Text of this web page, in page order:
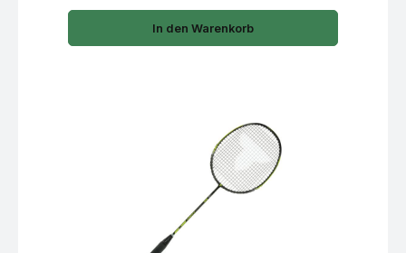
In den Warenkorb